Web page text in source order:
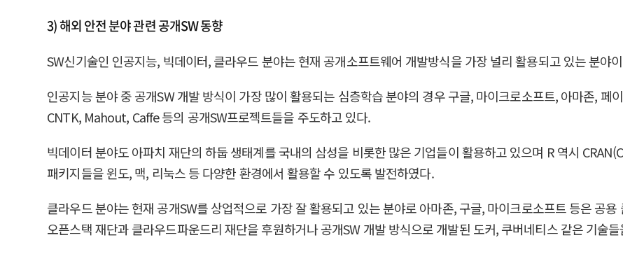
3) 해외 안전 분야 관련 공개SW 동향
SW신기술인 인공지능, 빅데이터, 클라우드 분야는 현재 공개소프트웨어 개발방식을 가장 널리 활용되고 있는 분야
인공지능 분야 중 공개SW 개발 방식이 가장 많이 활용되는 심층학습 분야의 경우 구글, 마이크로소프트, 아마존,
CNTK, Mahout, Caffe 등의 공개SW프로젝트들을 주도하고 있다.
빅데이터 분야도 아파치 재단의 하둡 생태계를 국내의 삼성을 비롯한 많은 기업들이 활용하고 있으며 R 역시
패키지들을 윈도, 맥, 리눅스 등 다양한 환경에서 활용할 수 있도록 발전하였다.
클라우드 분야는 현재 공개SW를 상업적으로 가장 잘 활용되고 있는 분야로 아마존, 구글, 마이크로소프트 등은 공
오픈스택 재단과 클라우드파운드리 재단을 후원하거나 공개SW 개발 방식으로 개발된 도커, 쿠버네티스 같은 기술